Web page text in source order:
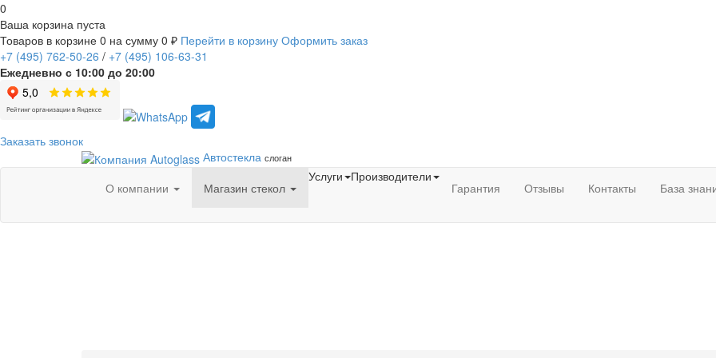
0
Ваша корзина пуста
Товаров в корзине 0 на сумму 0 ₽ Перейти в корзину Оформить заказ
+7 (495) 762-50-26 / +7 (495) 106-63-31
Ежедневно с 10:00 до 20:00
Заказать звонок
Автостекла слоган
О компании Магазин стекол
Услуги Производители
Гарантия Отзывы Контакты База